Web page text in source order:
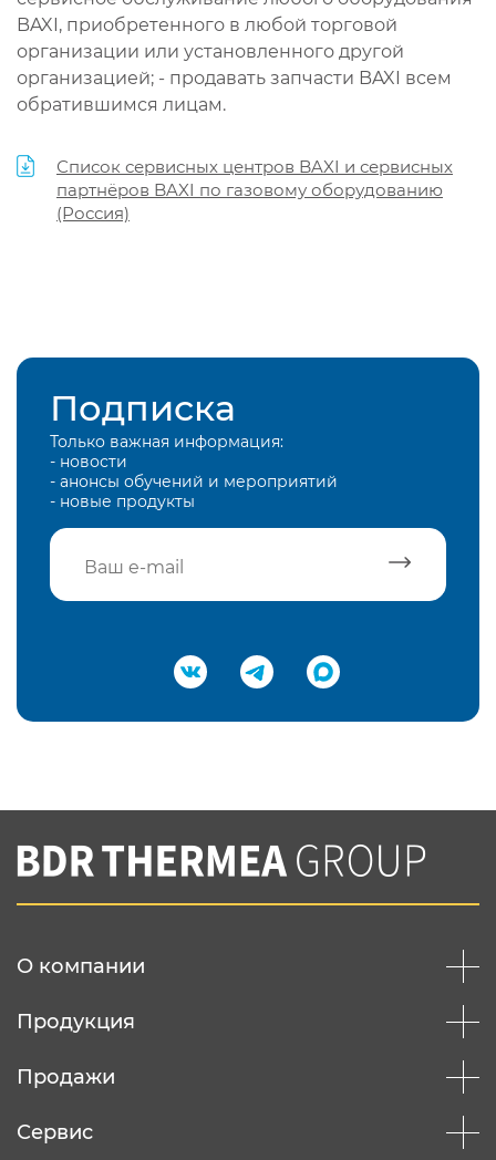
BAXI, приобретенного в любой торговой
организации или установленного другой
организацией; - продавать запчасти BAXI всем
обратившимся лицам.
Список сервисных центров BAXI и сервисных
партнёров BAXI по газовому оборудованию
(Россия)
Подписка
Только важная информация:
- новости
- анонсы обучений и мероприятий
- новые продукты
Подтвердить e-mail
Вы соглашаетесь с нашей политикой
конфеденциальности
О компании
Продукция
Продажи
Сервис